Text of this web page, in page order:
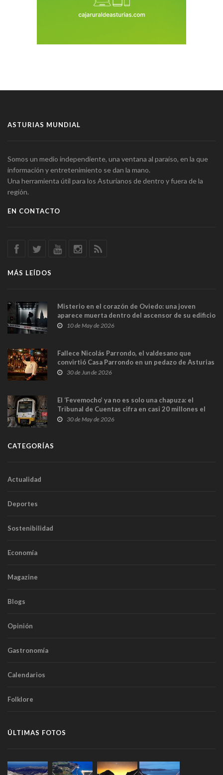
ASTURIAS MUNDIAL
Somos un medio independiente, una ventana al paraíso, en la que
información y entretenimiento se dan la mano.
Una herramienta útil para los Asturianos de dentro y fuera de la
región.
EN CONTACTO
MÁS LEÍDOS
Misterio en el corazón de Oviedo: una joven
aparece muerta dentro del ascensor de su edificio
y las cámaras captan sus últimos minutos
10 de May de 2026
Fallece Nicolás Parrondo, el valdesano que
convirtió Casa Parrondo en un pedazo de Asturias
en Madrid
30 de Jun de 2026
El ‘Fevemocho’ ya no es solo una chapuza: el
Tribunal de Cuentas cifra en casi 20 millones el
sobrecoste de los trenes que no cabían por los
30 de May de 2026
CATEGORÍAS
Actualidad
Deportes
Sostenibilidad
Economía
Magazine
Blogs
Opinión
Gastronomía
Calendarios
Folklore
ÚLTIMAS FOTOS